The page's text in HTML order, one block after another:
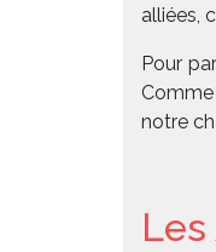
alliées,
Pour
notre